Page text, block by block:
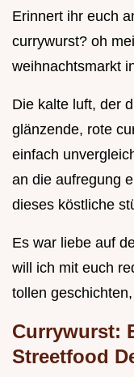
Erinnert ihr euch
currywurst? oh
weihnachtsmarkt
Die kalte luft, der
glänzende, rote
einfach
an die aufregung
dieses köstliche
Es war liebe auf
will ich mit euch
tollen
Currywurst:
Streetfood